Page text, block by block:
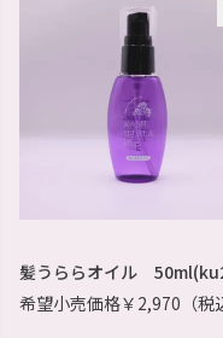
髪うららオイル
希望小売価格￥2,970（税